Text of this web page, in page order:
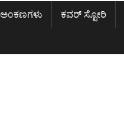
ಅಂಕಣಗಳು ಕವರ್ ಸ್ಟೋರಿ